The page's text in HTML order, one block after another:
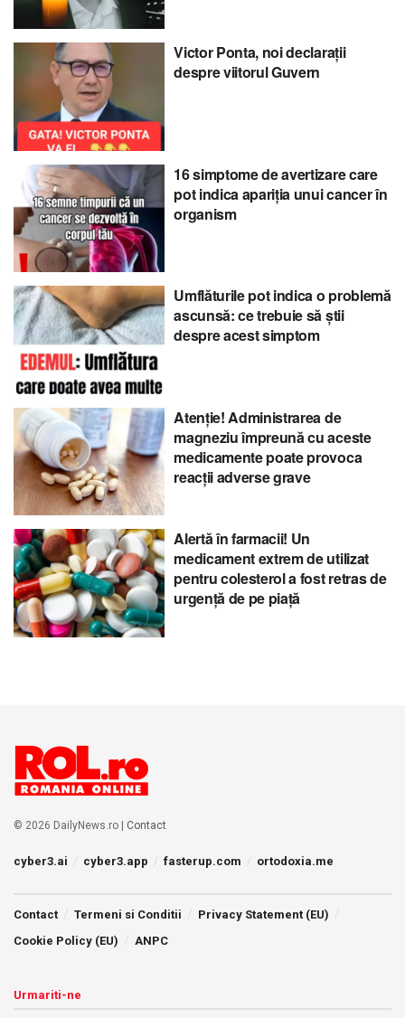
Victor Ponta, noi declarații
despre viitorul Guvern
16 simptome de avertizare care
pot indica apariția unui cancer în
organism
Umflăturile pot indica o problemă
ascunsă: ce trebuie să știi
despre acest simptom
Atenție! Administrarea de
magneziu împreună cu aceste
medicamente poate provoca
reacții adverse grave
Alertă în farmacii! Un
medicament extrem de utilizat
pentru colesterol a fost retras de
urgență de pe piață
© 2026 DailyNews.ro | Contact
cyber3.ai cyber3.app fasterup.com ortodoxia.me
Contact Termeni si Conditii
Privacy Statement (EU)
Cookie Policy (EU)
ANPC
Urmariti-ne